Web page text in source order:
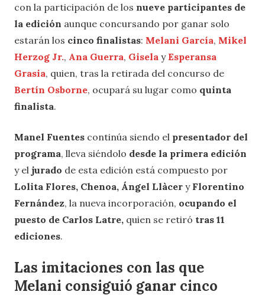
con la participación de los nueve participantes de
la edición aunque concursando por ganar solo
estarán los cinco finalistas: Melani García, Mikel
Herzog Jr., Ana Guerra, Gisela yEsperansa
Grasia, quien, tras la retirada del concurso de
Bertín Osborne, ocupará su lugar como quinta
finalista.
Manel Fuentes continúa siendo el presentador del
programa, lleva siéndolo desde la primera edición
y el jurado de esta edición está compuesto por
Lolita Flores, Chenoa, Ángel Llàcer y Florentino
Fernández, la nueva incorporación, ocupando el
puesto de Carlos Latre, quien se retiró tras 11
ediciones.
Las imitaciones con las que
Melani consiguió ganar cinco